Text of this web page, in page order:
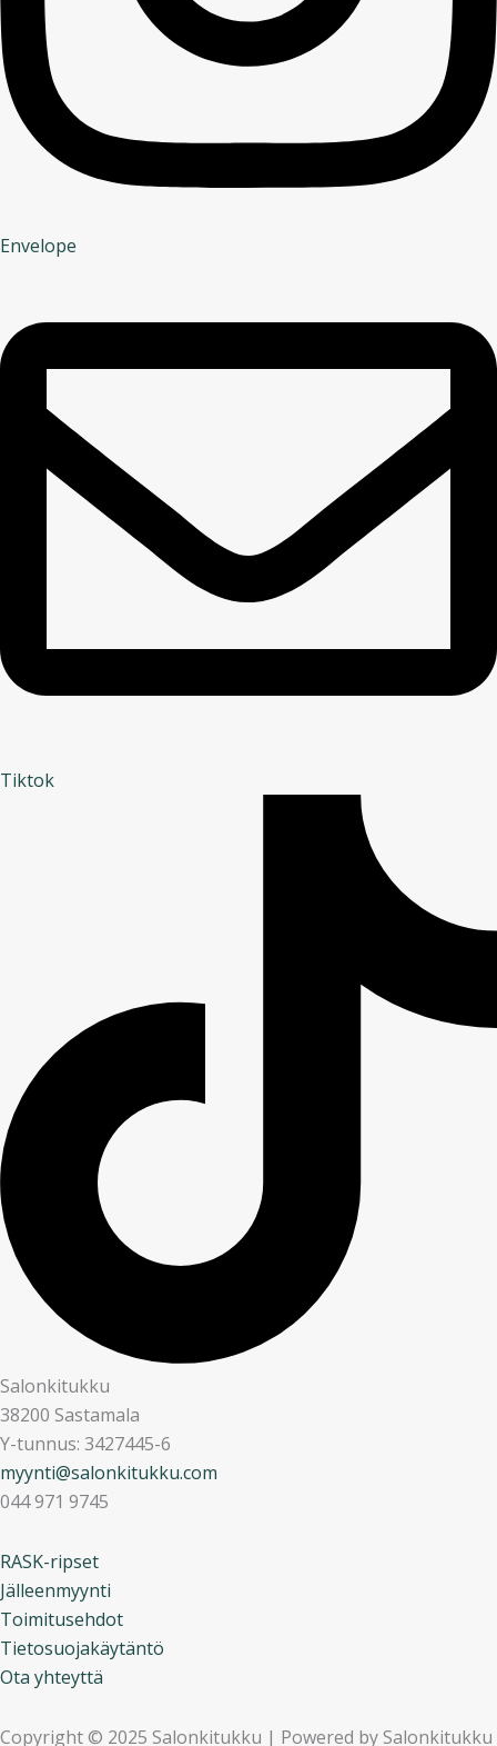
Envelope
Tiktok
Salonkitukku
38200 Sastamala
Y-tunnus: 3427445-6
myynti@salonkitukku.com
044 971 9745
RASK-ripset
Jälleenmyynti
Toimitusehdot
Tietosuojakäytäntö
Ota yhteyttä
Copyright © 2025 Salonkitukku | Powered by Salonkitukku